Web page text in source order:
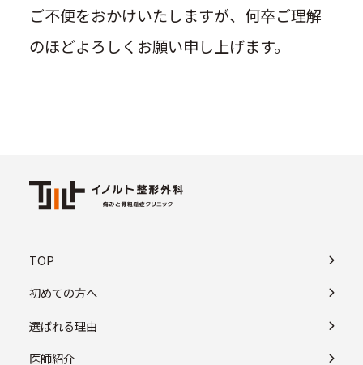
ご不便をおかけいたしますが、何卒ご理解
のほどよろしくお願い申し上げます。
TOP
初めての方へ
選ばれる理由
医師紹介